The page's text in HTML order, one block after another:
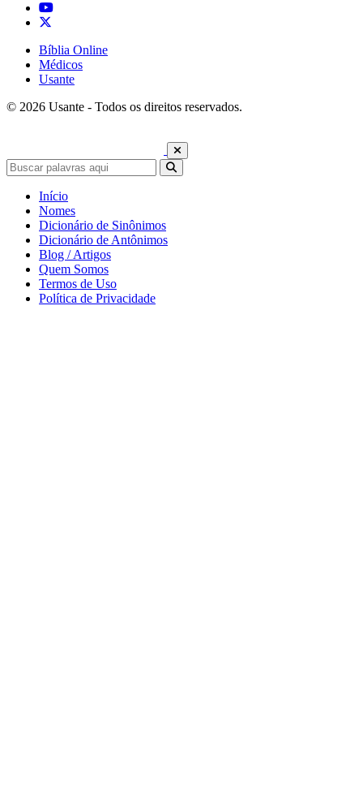
Bíblia Online
Médicos
Usante
© 2026 Usante - Todos os direitos reservados.
Início
Nomes
Dicionário de Sinônimos
Dicionário de Antônimos
Blog / Artigos
Quem Somos
Termos de Uso
Política de Privacidade